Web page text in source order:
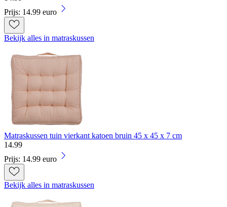
Prijs: 14.99 euro
Bekijk alles in matraskussen
Matraskussen tuin vierkant katoen bruin 45 x 45 x 7 cm
14.99
Prijs: 14.99 euro
Bekijk alles in matraskussen